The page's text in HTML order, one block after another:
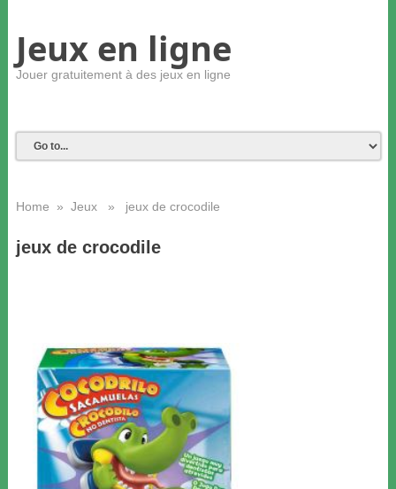
Jeux en ligne
Jouer gratuitement à des jeux en ligne
Home » Jeux» jeux de crocodile
jeux de crocodile